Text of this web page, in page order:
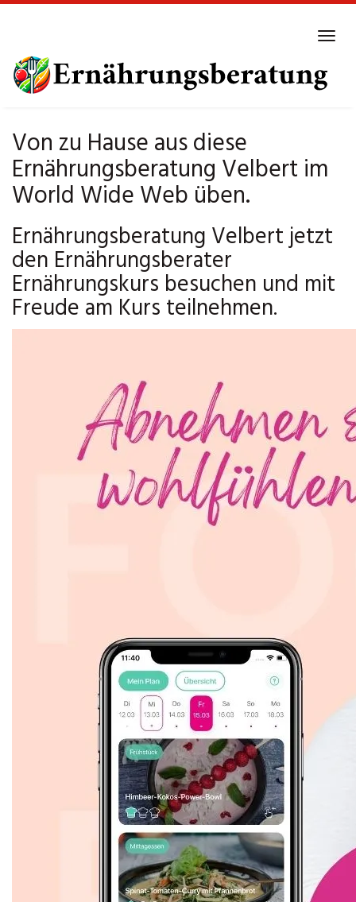
main
content
Von zu Hause aus diese
Ernährungsberatung Velbert im
World Wide Web üben.
Ernährungsberatung Velbert jetzt
den Ernährungsberater
Ernährungskurs besuchen und mit
Freude am Kurs teilnehmen.